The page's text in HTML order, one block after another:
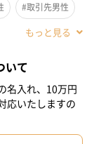
#取引先男性
#0-1歳
いて
名入れ、10万円
応いたしますの